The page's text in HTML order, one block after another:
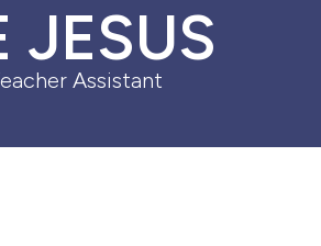
JESUS
Assistant